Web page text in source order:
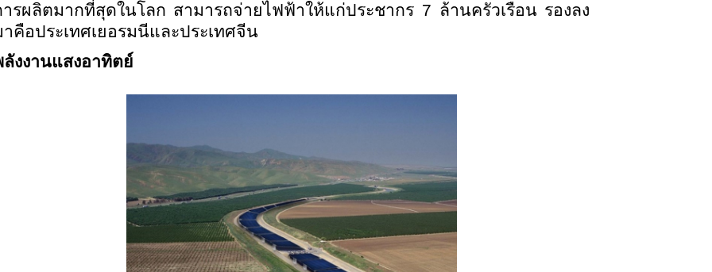
รผลิตมากที่สุดในโลก สามารถจ่ายไฟฟ้าให้แก่ประชากร 7 ล้านครัวเรือน รองลง
คือประเทศเยอรมนีและประเทศจีน
งงานแสงอาทิตย์